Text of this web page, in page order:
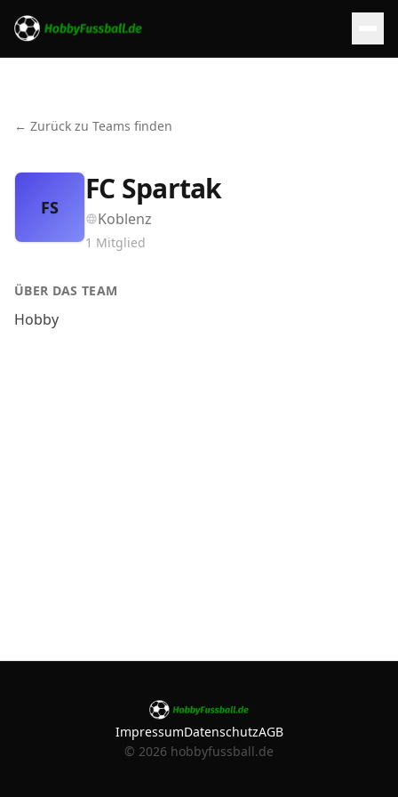
← Zurück zu Teams finden
FS
FC Spartak
Koblenz
1 Mitglied
ÜBER DAS TEAM
Hobby
ImpressumDatenschutzAGB
© 2026 hobbyfussball.de